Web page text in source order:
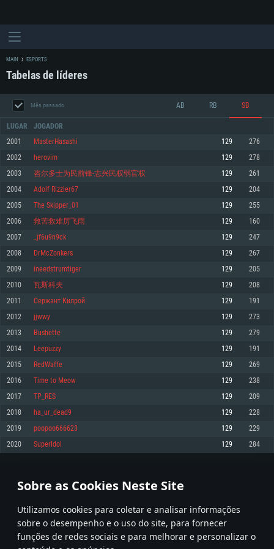
Sobre as Cookies Neste Site
Utilizamos cookies para coletar e analisar informações
sobre o desempenho e o uso do site, para fornecer
funções de redes sociais e para melhorar e personalizar o
REQUERIMENTOS DE SISTEMA
Mínimo
Sistema Operativo: Windows 10 (64 bit)
Processador: Dual-Core 2.2 GHz
Memória: 4GB
Placa Gráfica: Placa com DirectX 11: AMD Radeon 77XX / NVIDIA GeForce
GTX 660. Resolução mínima suportada: 720p
Network: Internet de banda larga.
Disco: 23,1 GB
Recomendado
superior, Radeon RX 570 ou superior
Disco: 75,9 GB
Mínimo
Sistema Operativo: Mac OS Big Sur 11.0 ou versão mais recente
Processador: Core i5 2.2GHz mínimo (Intel Xeon não suportado)
Memória: 6 GB
Placa Gráfica: Intel Iris Pro 5200 (Mac), equivalentes AMD/Nvidia para Mac.
Resolução mínima suportada: 720p com suporte Metal.
Network: Internet de banda larga.
Disco: 21,5 GB
Recomendado
Network: Internet de banda larga.
Mínimo
Sistema Operativo: Distribuições mais modernas do Linux de 64bit
Processador: Dual-Core 2.4 GHz
Memória: 4 GB
Placa Gráfica: NVIDIA 660 com os drivers mais recentes (não mais de 6
meses) / equivalentes AMD com os drivers mais recentes com suporte
Vulkan (não mais de 6 meses); Resolução mínima suportada: 720p.
Network: Internet de banda larga.
Disco: 21,5 GB
Recomendado
Sistema Operativo: Ubuntu 20.04 64bit
Processador: Intel Core i7
Memória: 16 GB
Placa Gráfica: NVIDIA 1060 com os drivers mais recentes (não mais de 6
meses) / equivalentes AMD (Radeon RX 570) com os drivers mais recentes
Network: Internet de banda larga.
MAIN ESPORTS
Tabelas de líderes
Mês passado AB RB SB
LUGAR JOGADOR
2001 MasterHasashi 129 276
2002 herovim 129 278
2003 咨尔多士为民前锋-志兴民权弱官权 129 261
2004 Adolf Rizzler67 129 204
2005 The Skipper_01 129 255
2006 救苦救难厉飞雨 129 160
2007 _jf6u9n9ck 129 247
2008 DrMcZonkers 129 267
2009 ineedstrumtiger 129 205
2010 瓦斯科夫 129 208
2011 Сержант Килрой 129 191
2012 jjwwy 129 273
2013 Bushette 129 279
2014 Leepuzzy 129 191
2015 RedWaffe 129 269
2016 Time to Meow 129 238
2017 TP_RES 129 209
2018 ha_ur_dead9 129 228
2019 poopoo666623 129 229
2020 SuperIdol 129 284